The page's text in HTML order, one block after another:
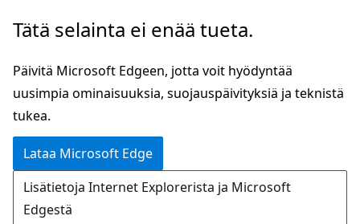
Siirry
Tätä selainta ei enää tueta.
Päivitä Microsoft Edgeen, jotta voit hyödyntää
uusimpia ominaisuuksia, suojauspäivityksiä ja teknistä
tukea.
Lataa Microsoft Edge
Lisätietoja Internet Explorerista ja Microsoft
Edgestä